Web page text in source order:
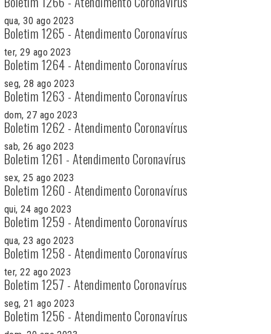
qua, 30 ago 2023
Boletim 1265 - Atendimento Coronavírus
ter, 29 ago 2023
Boletim 1264 - Atendimento Coronavírus
seg, 28 ago 2023
Boletim 1263 - Atendimento Coronavírus
dom, 27 ago 2023
Boletim 1262 - Atendimento Coronavírus
sab, 26 ago 2023
Boletim 1261 - Atendimento Coronavírus
sex, 25 ago 2023
Boletim 1260 - Atendimento Coronavírus
qui, 24 ago 2023
Boletim 1259 - Atendimento Coronavírus
qua, 23 ago 2023
Boletim 1258 - Atendimento Coronavírus
ter, 22 ago 2023
Boletim 1257 - Atendimento Coronavírus
seg, 21 ago 2023
Boletim 1256 - Atendimento Coronavírus